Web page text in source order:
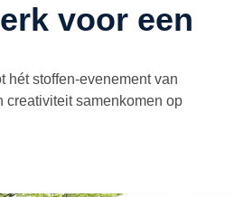
voor een
hét stoffen-evenement van
creativiteit samenkomen op